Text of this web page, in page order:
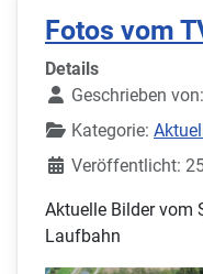
Fotos vom
Details
Geschrieben von:
Kategorie:
Veröffentlicht:
Aktuelle Bilder vom
Laufbahn